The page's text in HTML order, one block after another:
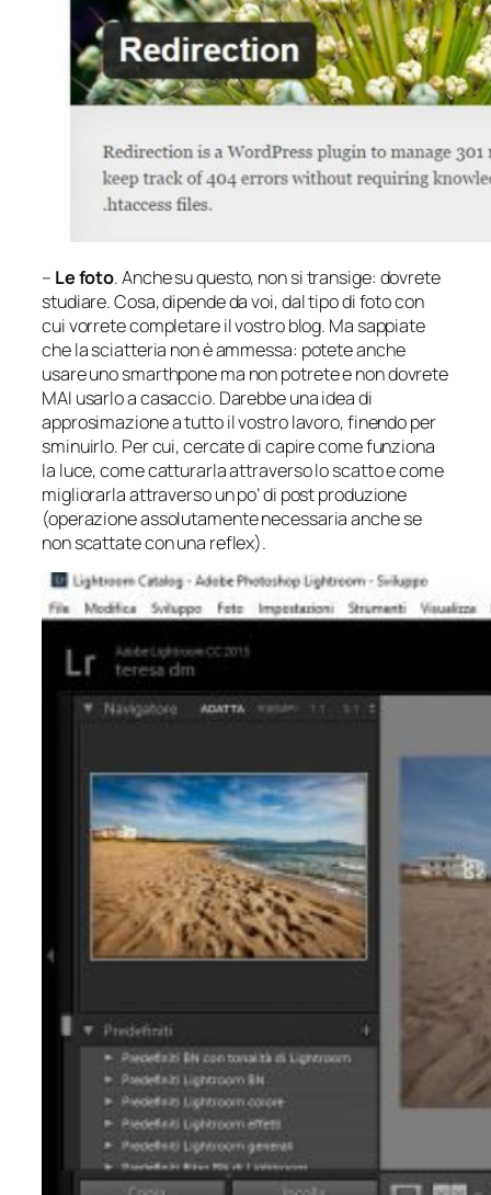
– Le foto. Anche su questo, non si transige: dovrete
studiare. Cosa, dipende da voi, dal tipo di foto con
cui vorrete completare il vostro blog. Ma sappiate
che la sciatteria non è ammessa: potete anche
usare uno smarthpone ma non potrete e non dovrete
MAI usarlo a casaccio. Darebbe una idea di
approsimazione a tutto il vostro lavoro, finendo per
sminuirlo. Per cui, cercate di capire come funziona
la luce, come catturarla attraverso lo scatto e come
migliorarla attraverso un po’ di post produzione
(operazione assolutamente necessaria anche se
non scattate con una reflex).